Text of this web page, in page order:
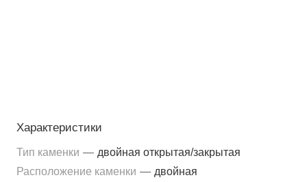
Характеристики
Тип каменки — двойная открытая/закрытая
Расположение каменки — двойная